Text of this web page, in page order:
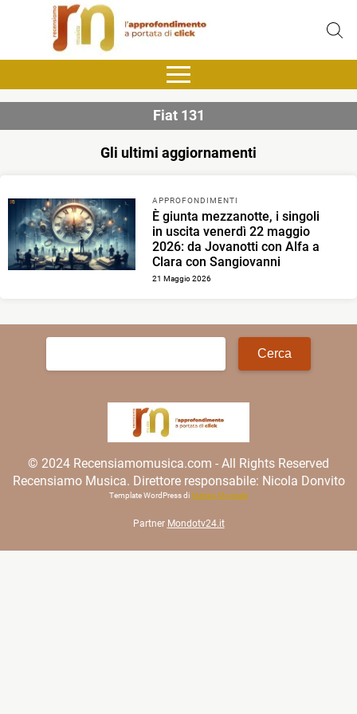
Fiat 131
Gli ultimi aggiornamenti
APPROFONDIMENTI
È giunta mezzanotte, i singoli
in uscita venerdì 22 maggio
2026: da Jovanotti con Alfa a
Clara con Sangiovanni
21 Maggio 2026
Ricerca
© 2024 Recensiamomusica.com - All Rights Reserved
Recensiamo Musica. Direttore responsabile: Nicola Donvito
Template WordPress di Matteo Morreale
Partner Mondotv24.it